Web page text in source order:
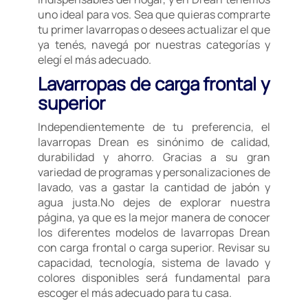
uno ideal para vos. Sea que quieras comprarte
tu primer lavarropas o desees actualizar el que
ya tenés, navegá por nuestras categorías y
elegí el más adecuado.
Lavarropas de carga frontal y
superior
Independientemente de tu preferencia, el
lavarropas Drean es sinónimo de calidad,
durabilidad y ahorro. Gracias a su gran
variedad de programas y personalizaciones de
lavado, vas a gastar la cantidad de jabón y
agua justa.No dejes de explorar nuestra
página, ya que es la mejor manera de conocer
los diferentes modelos de lavarropas Drean
con carga frontal o carga superior. Revisar su
capacidad, tecnología, sistema de lavado y
colores disponibles será fundamental para
escoger el más adecuado para tu casa.